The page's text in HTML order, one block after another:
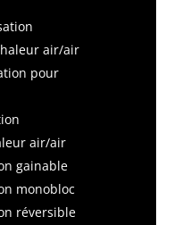
air/air
pour
air/air
gainable
monobloc
réversible